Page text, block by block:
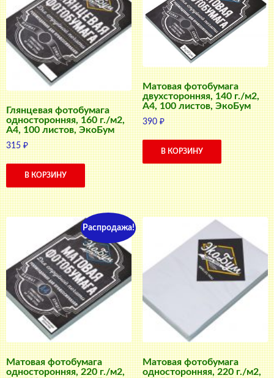
Глянцевая фотобумага
односторонняя, 160 г./м2,
A4, 100 листов, ЭкоБум
315₽
В КОРЗИНУ
Матовая фотобумага
двухсторонняя, 140 г./м2,
A4, 100 листов, ЭкоБум
390₽
В КОРЗИНУ
Распродажа!
Матовая фотобумага
односторонняя, 220 г./м2,
Матовая фотобумага
односторонняя, 220 г./м2,